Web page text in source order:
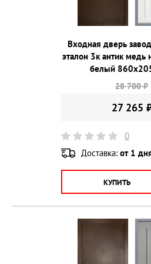
Входная дверь
эталон 3к антик медь
белый
28 700 ₽
27 265
0
Доставка: от 1
КУПИТЬ